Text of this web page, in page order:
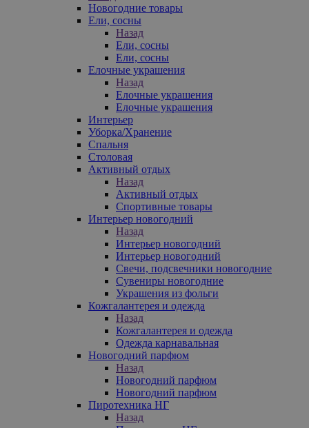
Новогодние товары
Ели, сосны
Назад
Ели, сосны
Ели, сосны
Елочные украшения
Назад
Елочные украшения
Елочные украшения
Интерьер
Уборка/Хранение
Спальня
Столовая
Активный отдых
Назад
Активный отдых
Спортивные товары
Интерьер новогодний
Назад
Интерьер новогодний
Интерьер новогодний
Свечи, подсвечники новогодние
Сувениры новогодние
Украшения из фольги
Кожгалантерея и одежда
Назад
Кожгалантерея и одежда
Одежда карнавальная
Новогодний парфюм
Назад
Новогодний парфюм
Новогодний парфюм
Пиротехника НГ
Назад